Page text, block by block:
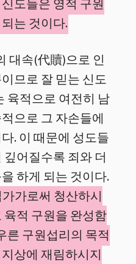
도들은 영적 구원
는 것이다.
대속(代贖)으로 인
므로 잘 믿는 신도
육적으로 여전히 남
으로 그 자손들에
. 이 때문에 성도들
어질수록 죄와 더
하게 되는 것이다.
가로써 청산하시
적 구원을 완성함
른 구원섭리의 목적
상에 재림하시지